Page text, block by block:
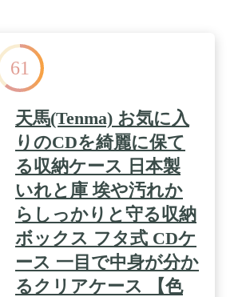
61
天馬(Tenma) お気に入
りのCDを綺麗に保て
る収納ケース 日本製
いれと庫 埃や汚れか
らしっかりと守る収納
ボックス フタ式 CDケ
ース 一目で中身が分か
るクリアケース 【色